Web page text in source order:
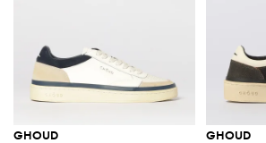
GHOUD GHOUD